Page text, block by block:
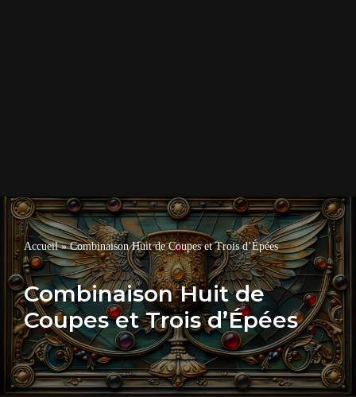
Accueil»Combinaison Huit de Coupes et Trois d’Épées
Combinaison Huit de
Coupes et Trois d’Épées